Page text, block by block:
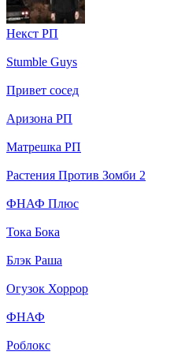
Некст РП
Stumble Guys
Привет сосед
Аризона РП
Матрешка РП
Растения Против Зомби 2
ФНАФ Плюс
Тока Бока
Блэк Раша
Огузок Хоррор
ФНАФ
Роблокс